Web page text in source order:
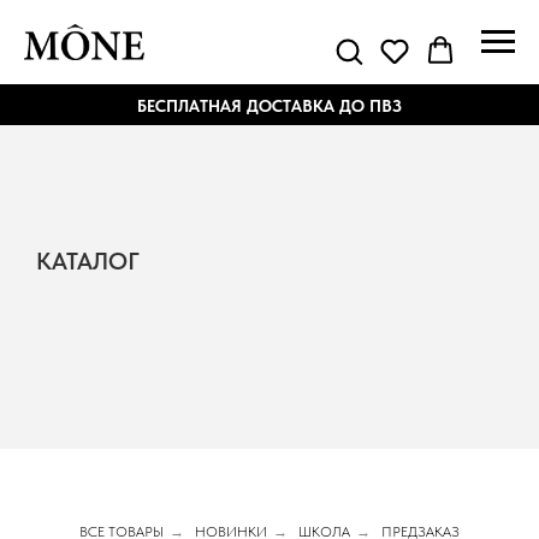
БЕСПЛАТНАЯ ДОСТАВКА ДО ПВЗ
КАТАЛОГ
ВСЕ ТОВАРЫ → НОВИНКИ → ШКОЛА → ПРЕДЗАКАЗ